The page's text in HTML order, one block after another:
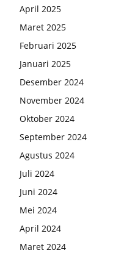
April 2025
Maret 2025
Februari 2025
Januari 2025
Desember 2024
November 2024
Oktober 2024
September 2024
Agustus 2024
Juli 2024
Juni 2024
Mei 2024
April 2024
Maret 2024